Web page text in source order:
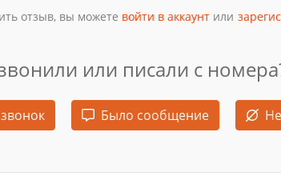
отзыв, вы можете войти в аккаунтили
или писали с
Было сообщение